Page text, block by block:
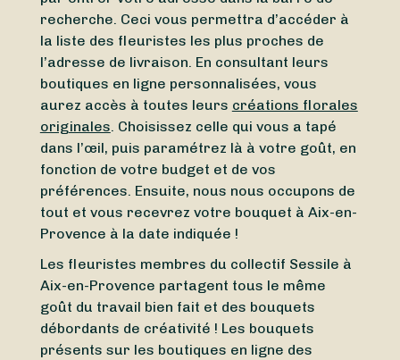
recherche. Ceci vous permettra d’accéder à
la liste des fleuristes les plus proches de
l’adresse de livraison. En consultant leurs
boutiques en ligne personnalisées, vous
aurez accès à toutes leurs créations florales
originales. Choisissez celle qui vous a tapé
dans l’œil, puis paramétrez là à votre goût, en
fonction de votre budget et de vos
préférences. Ensuite, nous nous occupons de
tout et vous recevrez votre bouquet à Aix-en-
Provence à la date indiquée !
Les fleuristes membres du collectif Sessile à
Aix-en-Provence partagent tous le même
goût du travail bien fait et des bouquets
débordants de créativité ! Les bouquets
présents sur les boutiques en ligne des